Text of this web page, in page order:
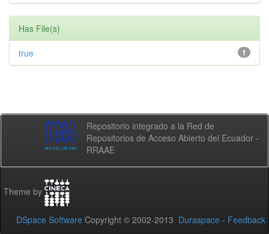
Has File(s)
1
true
Repositorio integrado a la Red de
Repositorios de Acceso Abierto del Ecuador -
RRAAE
Theme by
DSpace Software Copyright © 2002-2013 Duraspace - Feedback